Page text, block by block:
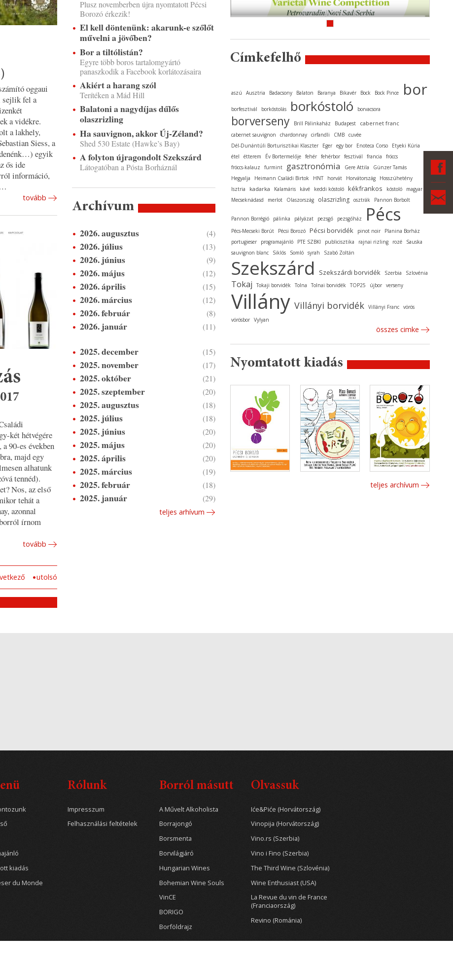
oggaui
sejlik fel a
a vidékre.
a lakhely,
Siess, a
egyik
ős ide
információ,
tovább
két hétvégére
90-es években
majd egy
alhatunk
tennéd).
Nos, az első
tehát a
azonnal
írnom
tovább
utolsó
Plusz novemberben újra nyomtatott Pécsi
Borozó érkezik!
El kell döntenünk: akarunk-e szőlőt
művelni a jövőben?
Bor a tiltólistán?
Egyre több boros tartalomgyártó
panaszkodik a Facebook korlátozásaira
Akiért a harang szól
Terítéken a Mád Hill
Balatoni a nagydíjas dűlős
olaszrizling
Ha sauvignon, akkor Új-Zéland?
Shed 530 Estate (Hawke’s Bay)
A folyton újragondolt Szekszárd
Látogatóban a Pósta Borháznál
Archívum
2026. augusztus (4)
2026. július (13)
2026. június (9)
2026. május (12)
2026. április (15)
2026. március (12)
2026. február (8)
2026. január (11)
2025. december (15)
2025. november (17)
2025. október (21)
2025. szeptember (20)
2025. augusztus (18)
2025. július (18)
2025. június (20)
2025. május (20)
2025. április (20)
2025. március (19)
2025. február (18)
2025. január (29)
teljes arhívum
Címkefelhő
aszú Ausztria Badacsony Balaton Baranya Bikavér Bock Bock Pince bor
borfesztivál borkóstolás borkóstoló borvacsora
borverseny Brill Pálinkaház Budapest cabernet franc
cabernet sauvignon chardonnay cirfandli CMB cuvée
Dél-Dunántúli Borturisztikai Klaszter
Eger egy bor Enoteca Corso
Etyeki Kúria
étel
étterem Év Bortermelője fehér fehérbor fesztivál francia
fröccs
fröccs-kalauz
furmint gasztronómia Gere Attila
Günzer Tamás
Hegyalja
Heimann Családi Birtok HNT horvát Horvátország
Hosszúhetény
Isztria
kadarka Kalamáris kávé keddi kóstoló kékfrankos kóstoló
magyar
Mecseknádasd
merlot Olaszország olaszrizling osztrák Pannon Borbolt
Pannon Borrégió pálinka pályázat pezsgő pezsgőház Pécs
Pécs-Mecseki Borút Pécsi Borozó Pécsi borvidék pinot noir
Planina Borház
portugieser
programajánló PTE SZBKI publicisztika rajnai rizling rozé
Sauska
sauvignon blanc
Siklós Somló syrah Szabó Zoltán
Szekszárd Szekszárdi borvidék Szerbia Szlovénia
Tokaj Tokaji borvidék Tolna Tolnai borvidék TOP25 újbor verseny
Villány Villányi borvidék Villányi Franc vörös
vörösbor Vylyan
összes cimke
Nyomtatott kiadás
teljes archívum
kiadás
du Monde
Rólunk
Impresszum
Felhasználási feltételek
Borról másutt
A Művelt Alkoholista
Borrajongó
Borsmenta
Borvilágjáró
Hungarian Wines
Bohemian Wine Souls
VinCE
BORIGO
Borföldrajz
Olvassuk
Iće&Piće (Horvátország)
Vinopija (Horvátország)
Vino.rs (Szerbia)
Vino i Fino (Szerbia)
The Third Wine (Szlovénia)
Wine Enthusiast (USA)
La Revue du vin de France
(Franciaország)
Revino (Románia)